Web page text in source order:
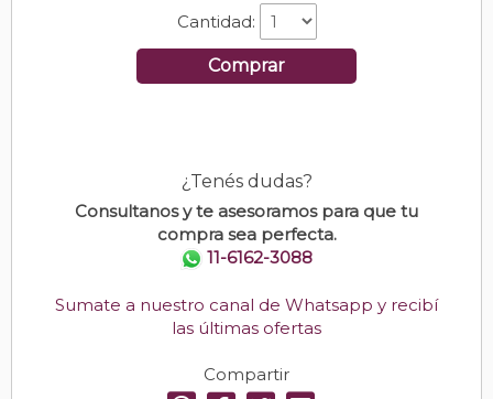
Cantidad:
Comprar
¿Tenés dudas?
Consultanos y te asesoramos para que tu
compra sea perfecta.
11-6162-3088
Sumate a nuestro canal de Whatsapp y recibí
las últimas ofertas
Compartir